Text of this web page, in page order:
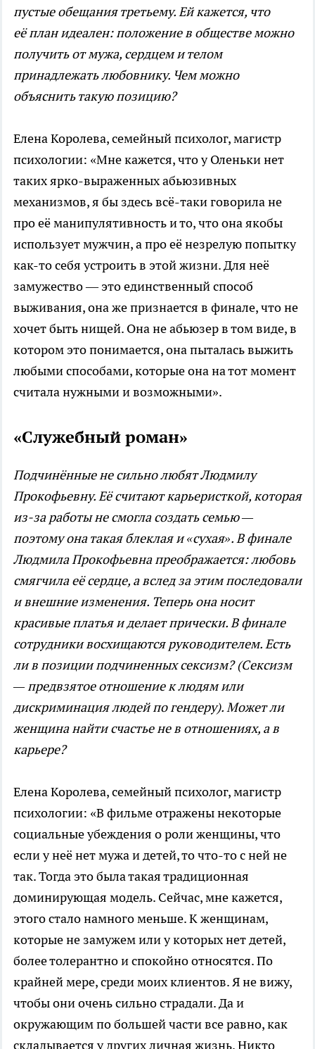
пустые обещания третьему. Ей кажется, что
её план идеален: положение в обществе можно
получить от мужа, сердцем и телом
принадлежать любовнику. Чем можно
объяснить такую позицию?
Елена Королева, семейный психолог, магистр
психологии: «Мне кажется, что у Оленьки нет
таких ярко-выраженных абьюзивных
механизмов, я бы здесь всё-таки говорила не
про её манипулятивность и то, что она якобы
использует мужчин, а про её незрелую попытку
как-то себя устроить в этой жизни. Для неё
замужество — это единственный способ
выживания, она же признается в финале, что не
хочет быть нищей. Она не абьюзер в том виде, в
котором это понимается, она пыталась выжить
любыми способами, которые она на тот момент
считала нужными и возможными».
«Служебный роман»
Подчинённые не сильно любят Людмилу
Прокофьевну. Её считают карьеристкой, которая
из-за работы не смогла создать семью —
поэтому она такая блеклая и «сухая». В финале
Людмила Прокофьевна преображается: любовь
смягчила её сердце, а вслед за этим последовали
и внешние изменения. Теперь она носит
красивые платья и делает прически. В финале
сотрудники восхищаются руководителем. Есть
ли в позиции подчиненных сексизм? (Сексизм
— предвзятое отношение к людям или
дискриминация людей по гендеру). Может ли
женщина найти счастье не в отношениях, а в
карьере?
Елена Королева, семейный психолог, магистр
психологии: «В фильме отражены некоторые
социальные убеждения о роли женщины, что
если у неё нет мужа и детей, то что-то с ней не
так. Тогда это была такая традиционная
доминирующая модель. Сейчас, мне кажется,
этого стало намного меньше. К женщинам,
которые не замужем или у которых нет детей,
более толерантно и спокойно относятся. По
крайней мере, среди моих клиентов. Я не вижу,
чтобы они очень сильно страдали. Да и
окружающим по большей части все равно, как
складывается у других личная жизнь. Никто